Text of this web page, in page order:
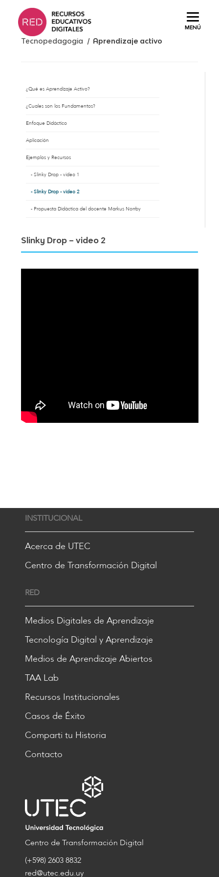
MENÚ
Saltar
contenido.
Tecnopedagogia /Aprendizaje activo
¿Qué es Aprendizaje Activo?
¿Cuales son los Fundamentos?
Enfoque Didáctico
Aplicación
Ejemplos y Recursos
Slinky Drop - video 1
Slinky Drop - video 2
Propuesta Didáctica del docente Markus Norrby
Slinky Drop – video 2
INSTITUCIONAL
Acerca de UTEC
Centro de Transformación Digital
RED
Medios Digitales de Aprendizaje
Tecnología Digital y Aprendizaje
Medios de Aprendizaje Abiertos
TAA Lab
Recursos Institucionales
Casos de Éxito
Comparti tu Historia
Contacto
Centro de Transformación Digital
(+598) 2603 8832
red@utec.edu.uy